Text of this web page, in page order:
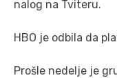
nalog na Tviteru.
HBO je odbila da
Prošle nedelje je